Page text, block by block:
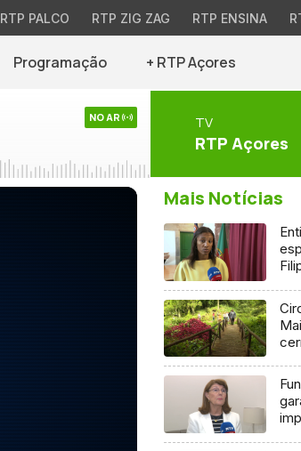
RTP PALCO RTP ZIG ZAG RTP ENSINA
Programação + RTP Açores
NO AR TV
RTP Açores
Mais Notícias